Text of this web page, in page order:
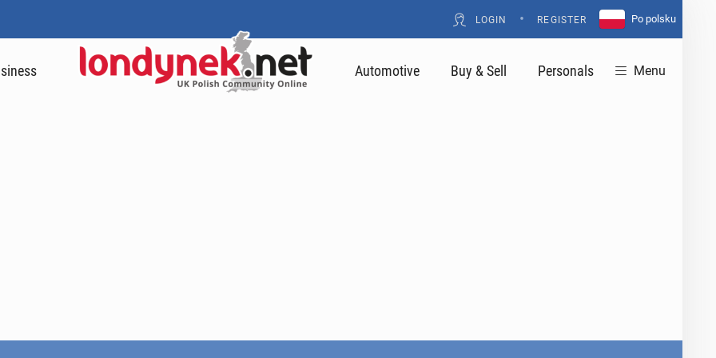
LOGIN • REGISTER Po polsku
Automotive Buy & Sell Personals Menu